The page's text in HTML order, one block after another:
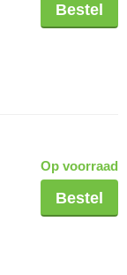
Bestel
Op voorraad
Bestel